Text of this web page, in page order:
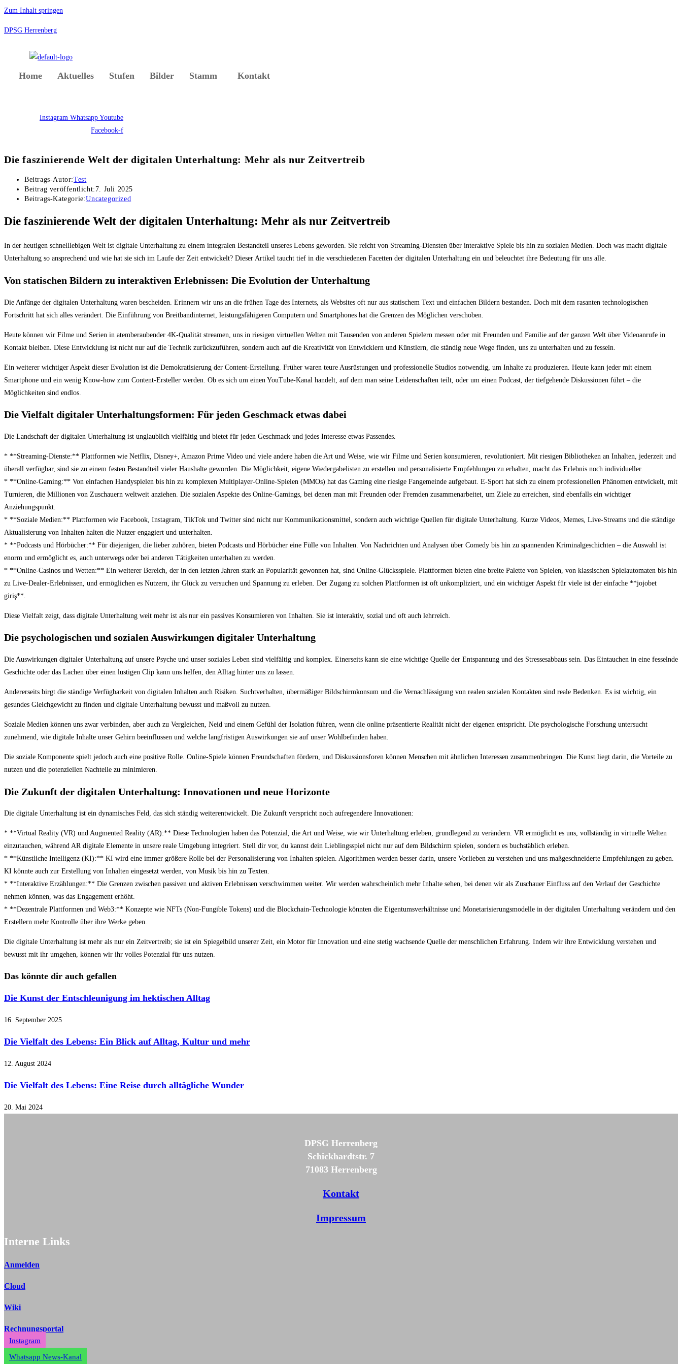
Zum Inhalt springen
DPSG Herrenberg
Home Aktuelles Stufen Bilder Stamm Kontakt
Instagram Whatsapp Youtube
Facebook-f
Die faszinierende Welt der digitalen Unterhaltung: Mehr als nur Zeitvertreib
Beitrags-Autor:Test
Beitrag veröffentlicht: 7. Juli 2025
Beitrags-Kategorie:Uncategorized
Die faszinierende Welt der digitalen Unterhaltung: Mehr als nur Zeitvertreib
In der heutigen schnelllebigen Welt ist digitale Unterhaltung zu einem integralen Bestandteil unseres Lebens geworden. Sie reicht von Streaming-Diensten über interaktive Spiele bis hin zu sozialen Medien. Doch was macht digitale
Unterhaltung so ansprechend und wie hat sie sich im Laufe der Zeit entwickelt? Dieser Artikel taucht tief in die verschiedenen Facetten der digitalen Unterhaltung ein und beleuchtet ihre Bedeutung für uns alle.
Von statischen Bildern zu interaktiven Erlebnissen: Die Evolution der Unterhaltung
Die Anfänge der digitalen Unterhaltung waren bescheiden. Erinnern wir uns an die frühen Tage des Internets, als Websites oft nur aus statischem Text und einfachen Bildern bestanden. Doch mit dem rasanten technologischen
Fortschritt hat sich alles verändert. Die Einführung von Breitbandinternet, leistungsfähigeren Computern und Smartphones hat die Grenzen des Möglichen verschoben.
Heute können wir Filme und Serien in atemberaubender 4K-Qualität streamen, uns in riesigen virtuellen Welten mit Tausenden von anderen Spielern messen oder mit Freunden und Familie auf der ganzen Welt über Videoanrufe in
Kontakt bleiben. Diese Entwicklung ist nicht nur auf die Technik zurückzuführen, sondern auch auf die Kreativität von Entwicklern und Künstlern, die ständig neue Wege finden, uns zu unterhalten und zu fesseln.
Ein weiterer wichtiger Aspekt dieser Evolution ist die Demokratisierung der Content-Erstellung. Früher waren teure Ausrüstungen und professionelle Studios notwendig, um Inhalte zu produzieren. Heute kann jeder mit einem
Smartphone und ein wenig Know-how zum Content-Ersteller werden. Ob es sich um einen YouTube-Kanal handelt, auf dem man seine Leidenschaften teilt, oder um einen Podcast, der tiefgehende Diskussionen führt – die
Möglichkeiten sind endlos.
Die Vielfalt digitaler Unterhaltungsformen: Für jeden Geschmack etwas dabei
Die Landschaft der digitalen Unterhaltung ist unglaublich vielfältig und bietet für jeden Geschmack und jedes Interesse etwas Passendes.
* **Streaming-Dienste:** Plattformen wie Netflix, Disney+, Amazon Prime Video und viele andere haben die Art und Weise, wie wir Filme und Serien konsumieren, revolutioniert. Mit riesigen Bibliotheken an Inhalten, jederzeit und
überall verfügbar, sind sie zu einem festen Bestandteil vieler Haushalte geworden. Die Möglichkeit, eigene Wiedergabelisten zu erstellen und personalisierte Empfehlungen zu erhalten, macht das Erlebnis noch individueller.
* **Online-Gaming:** Von einfachen Handyspielen bis hin zu komplexen Multiplayer-Online-Spielen (MMOs) hat das Gaming eine riesige Fangemeinde aufgebaut. E-Sport hat sich zu einem professionellen Phänomen entwickelt, mit
Turnieren, die Millionen von Zuschauern weltweit anziehen. Die sozialen Aspekte des Online-Gamings, bei denen man mit Freunden oder Fremden zusammenarbeitet, um Ziele zu erreichen, sind ebenfalls ein wichtiger
Anziehungspunkt.
* **Soziale Medien:** Plattformen wie Facebook, Instagram, TikTok und Twitter sind nicht nur Kommunikationsmittel, sondern auch wichtige Quellen für digitale Unterhaltung. Kurze Videos, Memes, Live-Streams und die ständige
Aktualisierung von Inhalten halten die Nutzer engagiert und unterhalten.
* **Podcasts und Hörbücher:** Für diejenigen, die lieber zuhören, bieten Podcasts und Hörbücher eine Fülle von Inhalten. Von Nachrichten und Analysen über Comedy bis hin zu spannenden Kriminalgeschichten – die Auswahl ist
enorm und ermöglicht es, auch unterwegs oder bei anderen Tätigkeiten unterhalten zu werden.
* **Online-Casinos und Wetten:** Ein weiterer Bereich, der in den letzten Jahren stark an Popularität gewonnen hat, sind Online-Glücksspiele. Plattformen bieten eine breite Palette von Spielen, von klassischen Spielautomaten bis hin
zu Live-Dealer-Erlebnissen, und ermöglichen es Nutzern, ihr Glück zu versuchen und Spannung zu erleben. Der Zugang zu solchen Plattformen ist oft unkompliziert, und ein wichtiger Aspekt für viele ist der einfache **jojobet
giriş**.
Diese Vielfalt zeigt, dass digitale Unterhaltung weit mehr ist als nur ein passives Konsumieren von Inhalten. Sie ist interaktiv, sozial und oft auch lehrreich.
Die psychologischen und sozialen Auswirkungen digitaler Unterhaltung
Die Auswirkungen digitaler Unterhaltung auf unsere Psyche und unser soziales Leben sind vielfältig und komplex. Einerseits kann sie eine wichtige Quelle der Entspannung und des Stressesabbaus sein. Das Eintauchen in eine fesselnde
Geschichte oder das Lachen über einen lustigen Clip kann uns helfen, den Alltag hinter uns zu lassen.
Andererseits birgt die ständige Verfügbarkeit von digitalen Inhalten auch Risiken. Suchtverhalten, übermäßiger Bildschirmkonsum und die Vernachlässigung von realen sozialen Kontakten sind reale Bedenken. Es ist wichtig, ein
gesundes Gleichgewicht zu finden und digitale Unterhaltung bewusst und maßvoll zu nutzen.
Soziale Medien können uns zwar verbinden, aber auch zu Vergleichen, Neid und einem Gefühl der Isolation führen, wenn die online präsentierte Realität nicht der eigenen entspricht. Die psychologische Forschung untersucht
zunehmend, wie digitale Inhalte unser Gehirn beeinflussen und welche langfristigen Auswirkungen sie auf unser Wohlbefinden haben.
Die soziale Komponente spielt jedoch auch eine positive Rolle. Online-Spiele können Freundschaften fördern, und Diskussionsforen können Menschen mit ähnlichen Interessen zusammenbringen. Die Kunst liegt darin, die Vorteile zu
nutzen und die potenziellen Nachteile zu minimieren.
Die Zukunft der digitalen Unterhaltung: Innovationen und neue Horizonte
Die digitale Unterhaltung ist ein dynamisches Feld, das sich ständig weiterentwickelt. Die Zukunft verspricht noch aufregendere Innovationen:
* **Virtual Reality (VR) und Augmented Reality (AR):** Diese Technologien haben das Potenzial, die Art und Weise, wie wir Unterhaltung erleben, grundlegend zu verändern. VR ermöglicht es uns, vollständig in virtuelle Welten
einzutauchen, während AR digitale Elemente in unsere reale Umgebung integriert. Stell dir vor, du kannst dein Lieblingsspiel nicht nur auf dem Bildschirm spielen, sondern es buchstäblich erleben.
* **Künstliche Intelligenz (KI):** KI wird eine immer größere Rolle bei der Personalisierung von Inhalten spielen. Algorithmen werden besser darin, unsere Vorlieben zu verstehen und uns maßgeschneiderte Empfehlungen zu geben.
KI könnte auch zur Erstellung von Inhalten eingesetzt werden, von Musik bis hin zu Texten.
* **Interaktive Erzählungen:** Die Grenzen zwischen passiven und aktiven Erlebnissen verschwimmen weiter. Wir werden wahrscheinlich mehr Inhalte sehen, bei denen wir als Zuschauer Einfluss auf den Verlauf der Geschichte
nehmen können, was das Engagement erhöht.
* **Dezentrale Plattformen und Web3:** Konzepte wie NFTs (Non-Fungible Tokens) und die Blockchain-Technologie könnten die Eigentumsverhältnisse und Monetarisierungsmodelle in der digitalen Unterhaltung verändern und den
Erstellern mehr Kontrolle über ihre Werke geben.
Die digitale Unterhaltung ist mehr als nur ein Zeitvertreib; sie ist ein Spiegelbild unserer Zeit, ein Motor für Innovation und eine stetig wachsende Quelle der menschlichen Erfahrung. Indem wir ihre Entwicklung verstehen und
bewusst mit ihr umgehen, können wir ihr volles Potenzial für uns nutzen.
Das könnte dir auch gefallen
Die Kunst der Entschleunigung im hektischen Alltag
16. September 2025
Die Vielfalt des Lebens: Ein Blick auf Alltag, Kultur und mehr
12. August 2024
Die Vielfalt des Lebens: Eine Reise durch alltägliche Wunder
20. Mai 2024
DPSG Herrenberg
Schickhardtstr. 7
71083 Herrenberg
Kontakt
Impressum
Interne Links
Anmelden
Cloud
Wiki
Rechnungsportal
Instagram
Whatsapp News-Kanal